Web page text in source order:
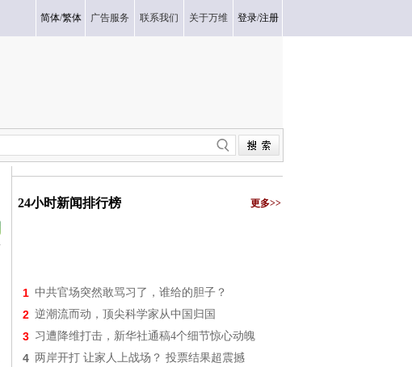
简体/繁体 广告服务 联系我们 关于万维 登录/注册
24小时新闻排行榜 更多>>
1 中共官场突然敢骂习了，谁给的胆子？
2 逆潮流而动，顶尖科学家从中国归国
3 习遭降维打击，新华社通稿4个细节惊心动魄
4 两岸开打 让家人上战场？ 投票结果超震撼